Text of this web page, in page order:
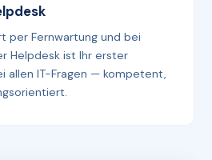
per Fernwartung und bei
Helpdesk ist Ihr erster
allen IT-Fragen — kompetent,